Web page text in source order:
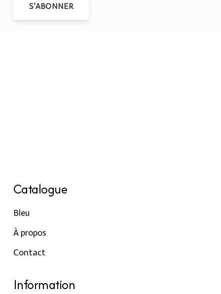
S’ABONNER
Catalogue
Bleu
À propos
Contact
Information